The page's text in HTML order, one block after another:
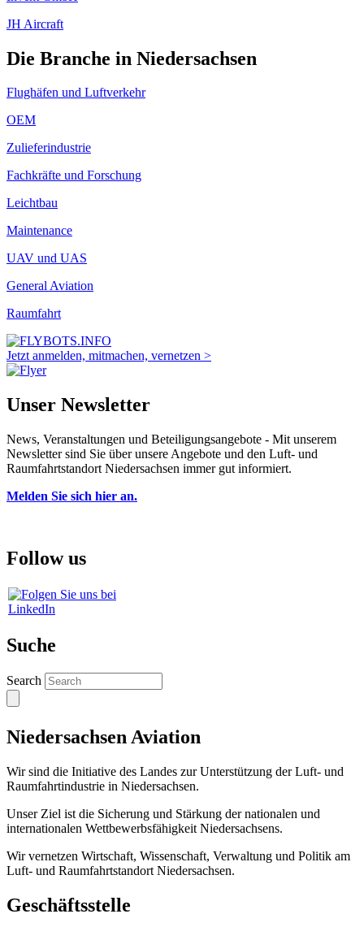
JH Aircraft
Die Branche in Niedersachsen
Flughäfen und Luftverkehr
OEM
Zulieferindustrie
Fachkräfte und Forschung
Leichtbau
Maintenance
UAV und UAS
General Aviation
Raumfahrt
Jetzt anmelden, mitmachen, vernetzen >
Unser Newsletter
News, Veranstaltungen und Beteiligungsangebote - Mit unserem
Newsletter sind Sie über unsere Angebote und den Luft- und
Raumfahrtstandort Niedersachsen immer gut informiert.
Melden Sie sich hier an.
Follow us
Suche
Search
Niedersachsen Aviation
Wir sind die Initiative des Landes zur Unterstützung der Luft- und
Raumfahrtindustrie in Niedersachsen.
Unser Ziel ist die Sicherung und Stärkung der nationalen und
internationalen Wettbewerbsfähigkeit Niedersachsens.
Wir vernetzen Wirtschaft, Wissenschaft, Verwaltung und Politik am
Luft- und Raumfahrtstandort Niedersachsen.
Geschäftsstelle